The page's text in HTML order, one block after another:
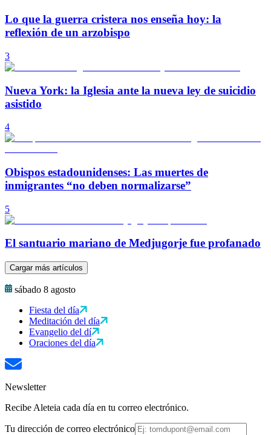
Lo que la guerra cristera nos enseña hoy: la
reflexión de un arzobispo
3
Nueva York: la Iglesia ante la nueva ley de suicidio
asistido
4
Obispos estadounidenses: Las muertes de
inmigrantes “no deben normalizarse”
5
El santuario mariano de Medjugorje fue profanado
Cargar más artículos
sábado 8 agosto
Fiesta del día
Meditación del día
Evangelio del dí
Oraciones del día
Newsletter
Recibe Aleteia cada día en tu correo electrónico.
Tu dirección de correo electrónico